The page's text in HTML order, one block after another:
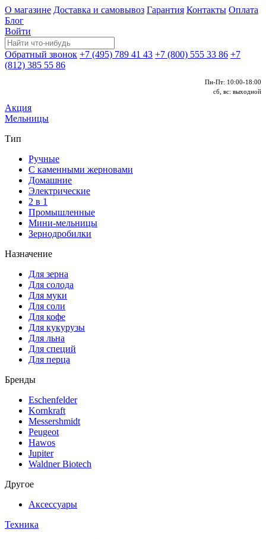
О магазине Доставка и самовывоз Гарантия Контакты Оплата
Блог
Войти
Обратный звонок +7 (495) 789 41 43 +7 (800) 555 33 86 +7
(812) 385 55 86
Пн-Пт: 10:00-18:00
сб, вс: выходной
Акция
Мельницы
Тип
Ручные
С каменными жерновами
Домашние
Электрические
2 в 1
Промышленные
Мини-мельницы
Зернодробилки
Назначение
Для зерна
Для солода
Для муки
Для соли
Для кофе
Для кукурузы
Для льна
Для специй
Для перца
Бренды
Eschenfelder
Kornkraft
Messershmidt
Peugeot
Hawos
Jupiter
Waldner Biotech
Другое
Аксессуары
Техника